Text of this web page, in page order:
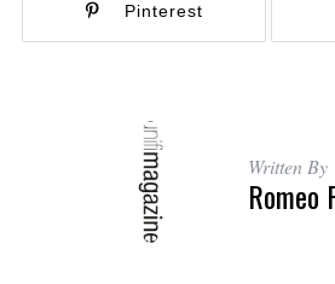
Pinterest
Written By
Romeo